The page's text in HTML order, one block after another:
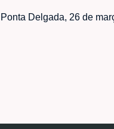
Ponta Delgada, 26 de